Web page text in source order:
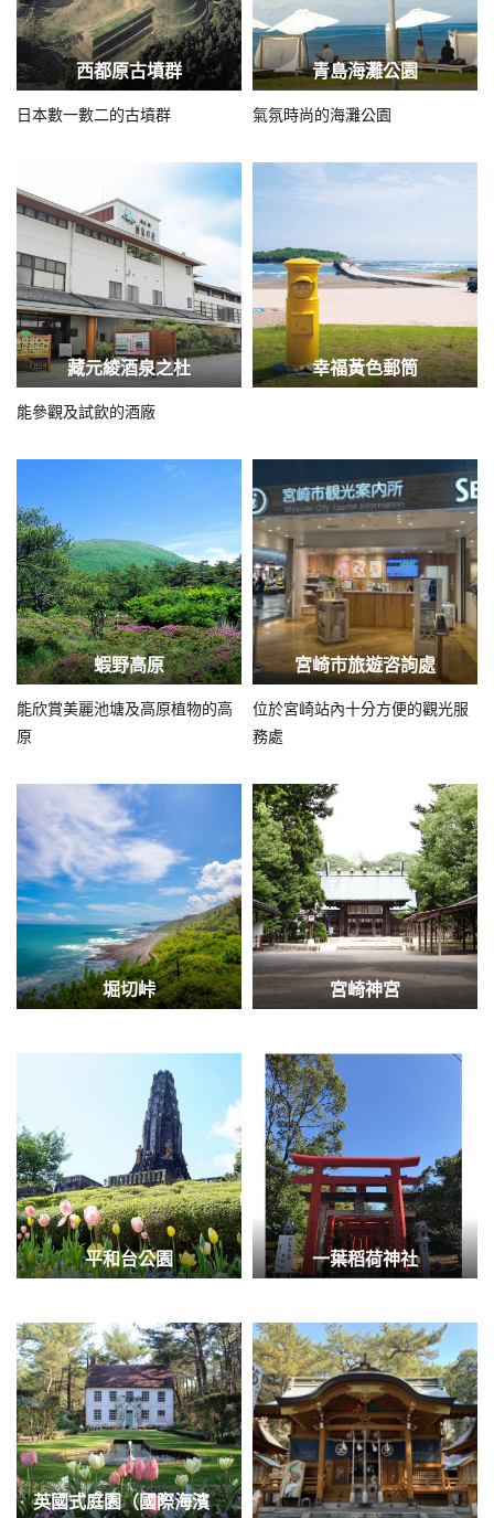
西都原古墳群
日本數一數二的古墳群
青島海灘公園
氣氛時尚的海灘公園
藏元綾酒泉之杜
能參觀及試飲的酒廠
幸福黃色郵筒
蝦野高原
能欣賞美麗池塘及高原植物的高
原
宮崎市旅遊咨詢處
位於宮崎站內十分方便的觀光服
務處
堀切峠 宮崎神宮
平和台公園 一葉稻荷神社
英國式庭園（國際海濱